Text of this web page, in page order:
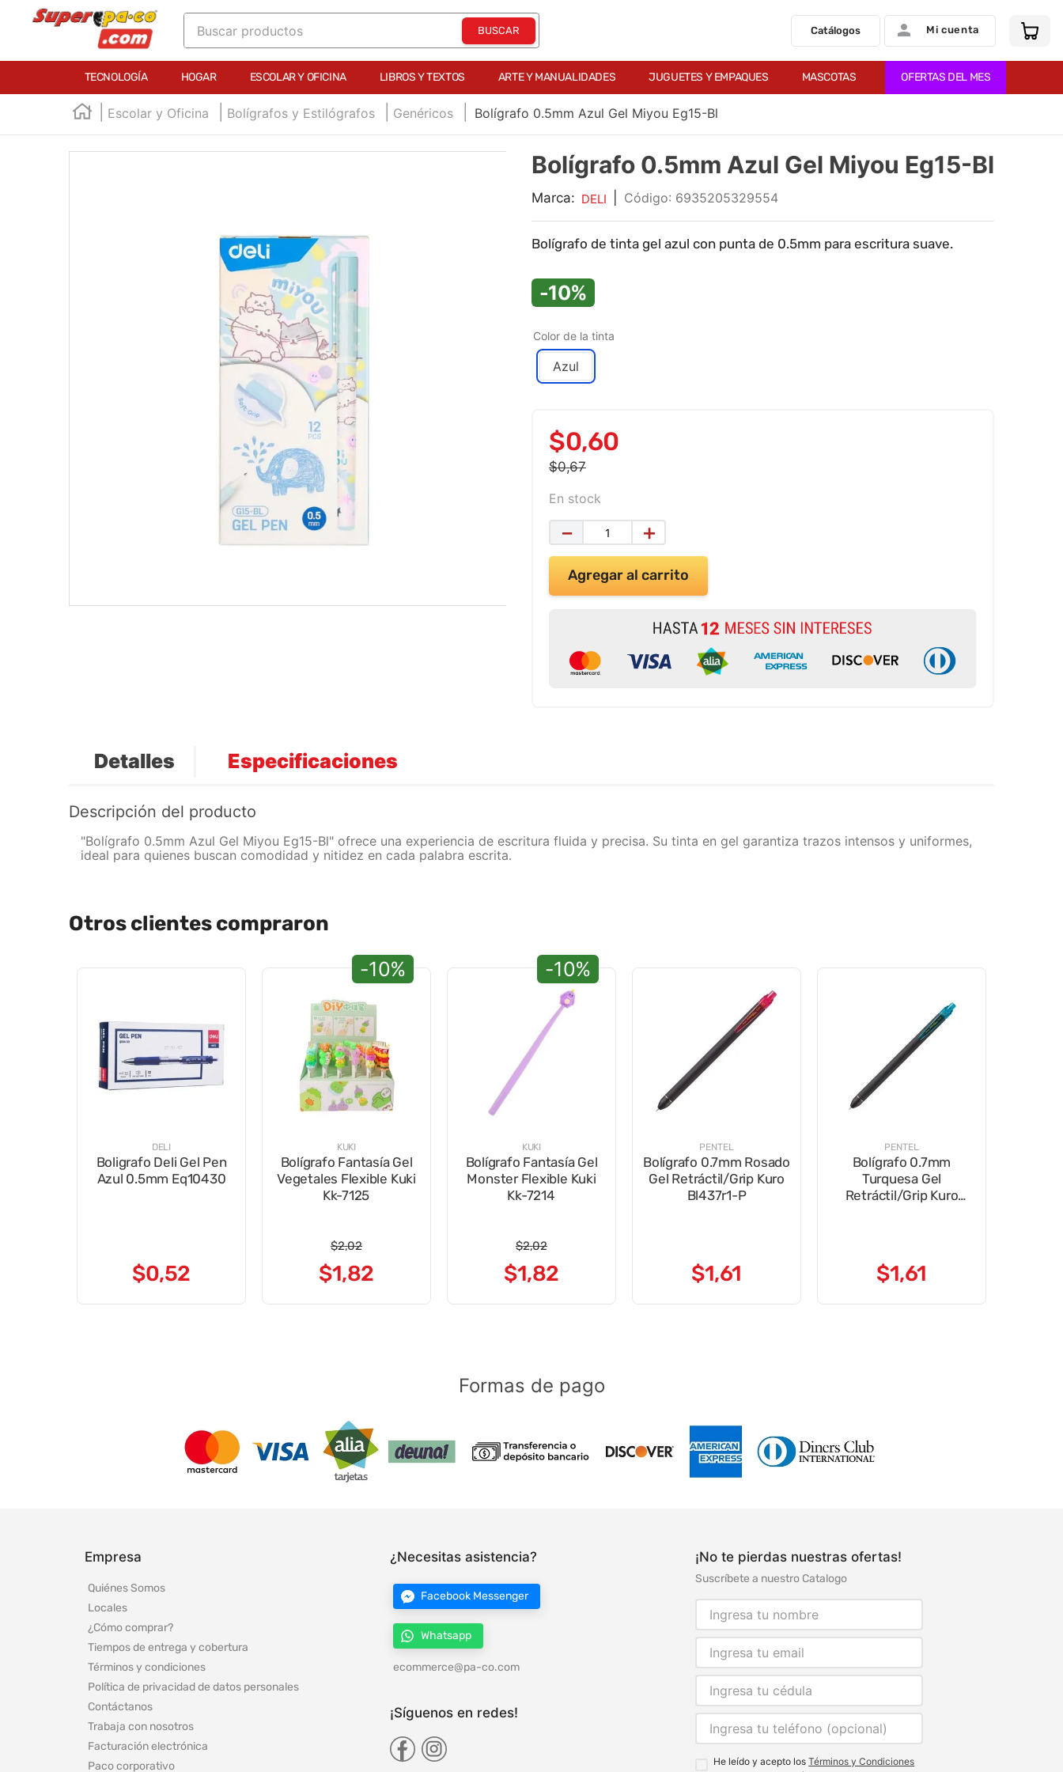
Buscar productos
Catálogos Mi cuenta
TECNOLOGÍA HOGAR ESCOLAR Y OFICINA LIBROS Y TEXTOS ARTE Y MANUALIDADES JUGUETES Y EMPAQUES MASCOTAS OFERTAS DEL MES
Escolar y Oficina Bolígrafos y Estilógrafos Genéricos Bolígrafo 0.5mm Azul Gel Miyou Eg15-Bl
Bolígrafo 0.5mm Azul Gel Miyou Eg15-Bl
Marca: DELI : 6935205329554
Bolígrafo de tinta gel azul con punta de 0.5mm para escritura suave.
-10%
Color de la tinta
Azul
$0,60
$0,67
En stock
＋
－
Agregar al carrito
Detalles Especificaciones
Descripción del producto
"Bolígrafo 0.5mm Azul Gel Miyou Eg15-Bl" ofrece una experiencia de escritura fluida y precisa. Su tinta en gel garantiza trazos intensos y uniformes,
ideal para quienes buscan comodidad y nitidez en cada palabra escrita.
Otros clientes compraron
DELI
Boligrafo Deli Gel Pen
Azul 0.5mm Eq10430
$0,52
-10%
KUKI
Bolígrafo Fantasía Gel
Vegetales Flexible Kuki
Kk-7125
$2,02
$1,82
-10%
KUKI
Bolígrafo Fantasía Gel
Monster Flexible Kuki
Kk-7214
$2,02
$1,82
PENTEL
Bolígrafo 0.7mm Rosado
Gel Retráctil/Grip Kuro
Bl437r1-P
$1,61
PENTEL
Bolígrafo 0.7mm
Turquesa Gel
Retráctil/Grip Kuro
$1,61
Formas de pago
Empresa
Quiénes Somos
Locales
¿Cómo comprar?
Tiempos de entrega y cobertura
Términos y condiciones
Política de privacidad de datos personales
Contáctanos
Trabaja con nosotros
Facturación electrónica
Paco corporativo
¿Necesitas asistencia?
Facebook Messenger
Whatsapp
ecommerce@pa-co.com
¡Síguenos en redes!
¡No te pierdas nuestras ofertas!
Suscríbete a nuestro Catalogo
He leído y acepto losTérminos y Condiciones
TÉRMINOS MÁS BUSCADOS
2.
marcador e300
marcadores
impresora
calculadora